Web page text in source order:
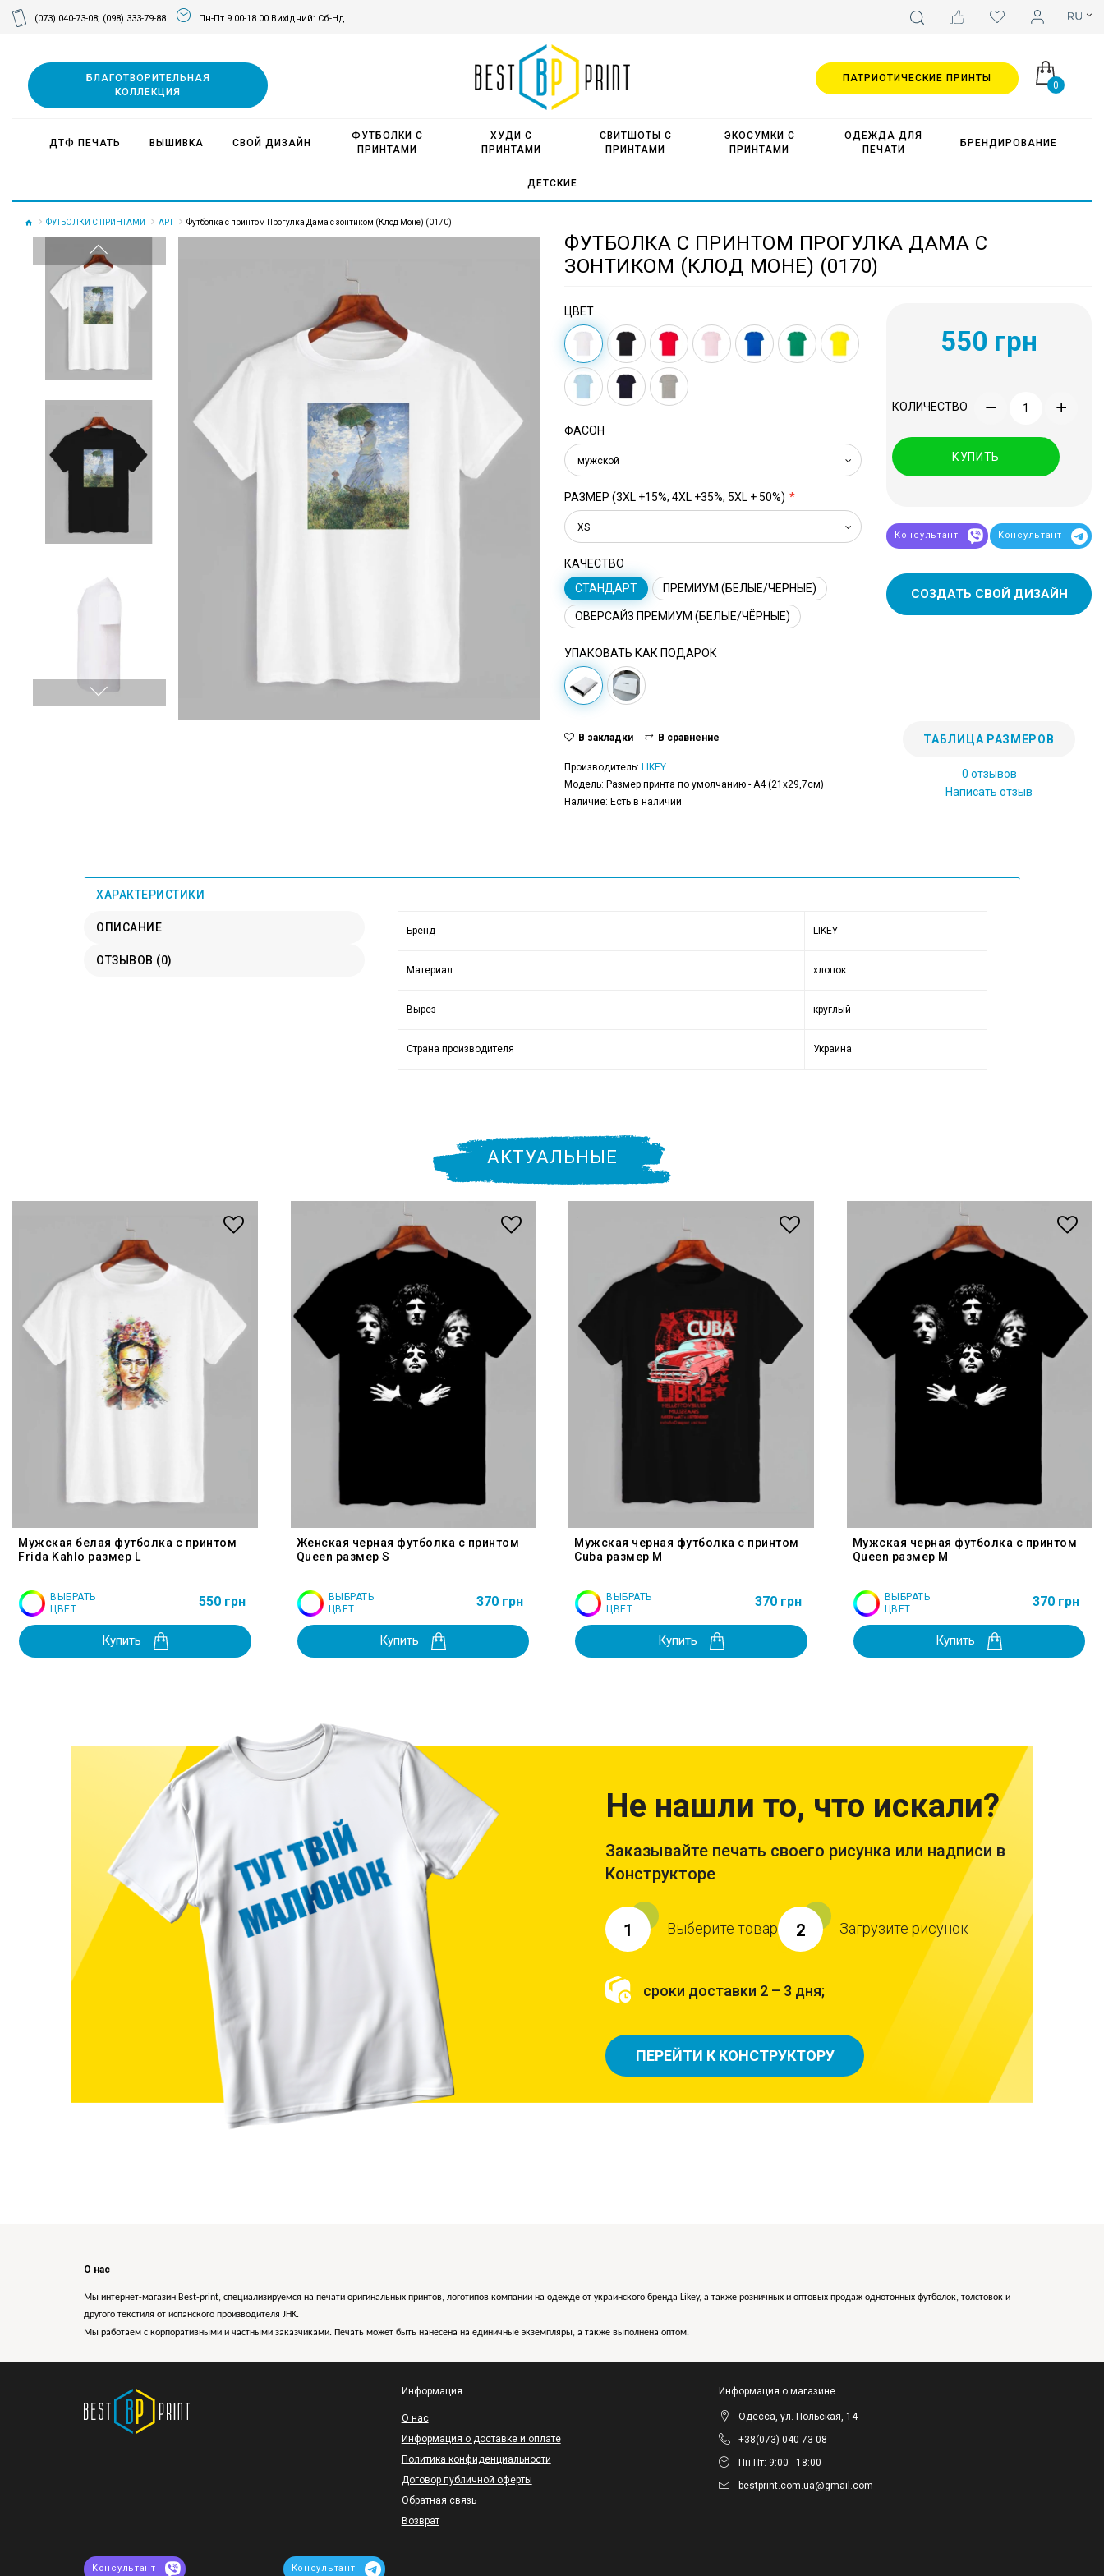
(073) 040-73-08; (098) 333-79-88 Пн-Пт 9.00-18.00 Вихідний: Сб-Нд
0
БЛАГОТВОРИТЕЛЬНАЯ
КОЛЛЕКЦИЯ
ДТФ ПЕЧАТЬ ВЫШИВКА СВОЙ ДИЗАЙН
ФУТБОЛКИ С
ПРИНТАМИ
ХУДИ С
ПРИНТАМИ
СВИТШОТЫ С
ПРИНТАМИ
ЭКОСУМКИ С
ПРИНТАМИ
ОДЕЖДА ДЛЯ
ПЕЧАТИ
БРЕНДИРОВАНИЕ
ДЕТСКИЕ
ПАТРИОТИЧЕСКИЕ ПРИНТЫ
ФУТБОЛКИ С ПРИНТАМИ АРТ Футболка с принтом Прогулка Дама с зонтиком (Клод Моне) (0170)
ФУТБОЛКА С ПРИНТОМ ПРОГУЛКА ДАМА С
ЗОНТИКОМ (КЛОД МОНЕ) (0170)
ЦВЕТ
ФАСОН
мужской
РАЗМЕР (3XL +15%; 4XL +35%; 5XL + 50%)
XS
КАЧЕСТВО
СТАНДАРТ
ПРЕМИУМ (БЕЛЫЕ/ЧЁРНЫЕ)
ОВЕРСАЙЗ ПРЕМИУМ (БЕЛЫЕ/ЧЁРНЫЕ)
УПАКОВАТЬ КАК ПОДАРОК
550 грн
КОЛИЧЕСТВО
КУПИТЬ
Консультант Консультант
СОЗДАТЬ СВОЙ ДИЗАЙН
В закладки В сравнение
Производитель: LIKEY
Модель: Размер принта по умолчанию - А4 (21x29,7см)
Наличие: Есть в наличии
ТАБЛИЦА РАЗМЕРОВ
0 отзывов
Написать отзыв
ХАРАКТЕРИСТИКИ
ОПИСАНИЕ
ОТЗЫВОВ (0)
Бренд LIKEY
Материал хлопок
Вырез круглый
Страна производителя Украина
АКТУАЛЬНЫЕ
Мужская белая футболка с принтом
Frida Kahlo размер L
ВЫБРАТЬ
ЦВЕТ
550 грн
Купить
Женская черная футболка с принтом
Queen размер S
ВЫБРАТЬ
ЦВЕТ
370 грн
Купить
Мужская черная футболка с принтом
Cuba размер M
ВЫБРАТЬ
ЦВЕТ
370 грн
Купить
Мужская черная футболка с принтом
Queen размер M
ВЫБРАТЬ
ЦВЕТ
370 грн
Купить
Не нашли то, что искали?
Заказывайте печать своего рисунка или надписи в
Конструкторе
1 Выберите товар 2 Загрузите рисунок
сроки доставки 2 – 3 дня;
ПЕРЕЙТИ К КОНСТРУКТОРУ
О нас
Мы интернет-магазин Best-print, специализируемся на печати оригинальных принтов, логотипов компании на одежде от украинского бренда Likey, а также розничных и оптовых продаж однотонных футболок, толстовок и
другого текстиля от испанского производителя JHK.
Мы работаем с корпоративными и частными заказчиками. Печать может быть нанесена на единичные экземпляры, а также выполнена оптом.
Информация
O нас
Информация о доставке и оплате
Политика конфиденциальности
Договор публичной оферты
Обратная связь
Возврат
Информация о магазине
Одесса, ул. Польская, 14
+38(073)-040-73-08
Пн-Пт: 9:00 - 18:00
bestprint.com.ua@gmail.com
Консультант Консультант